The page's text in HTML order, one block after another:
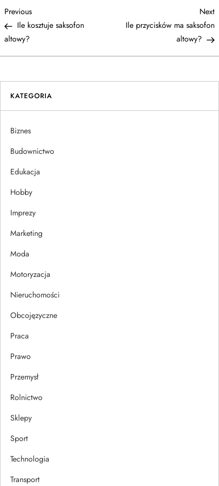
N
a
w
i
g
a
c
a
w
p
u
Previous
Post
Previous
Ile kosztuje saksofon
altowy?
Next
Ile przycisków ma saksofon
altowy?
KATEGORIA
Biznes
Budownictwo
Edukacja
Hobby
Imprezy
Marketing
Moda
Motoryzacja
Nieruchomości
Obcojęzyczne
Praca
Prawo
Przemysł
Rolnictwo
Sklepy
Sport
Technologia
Transport